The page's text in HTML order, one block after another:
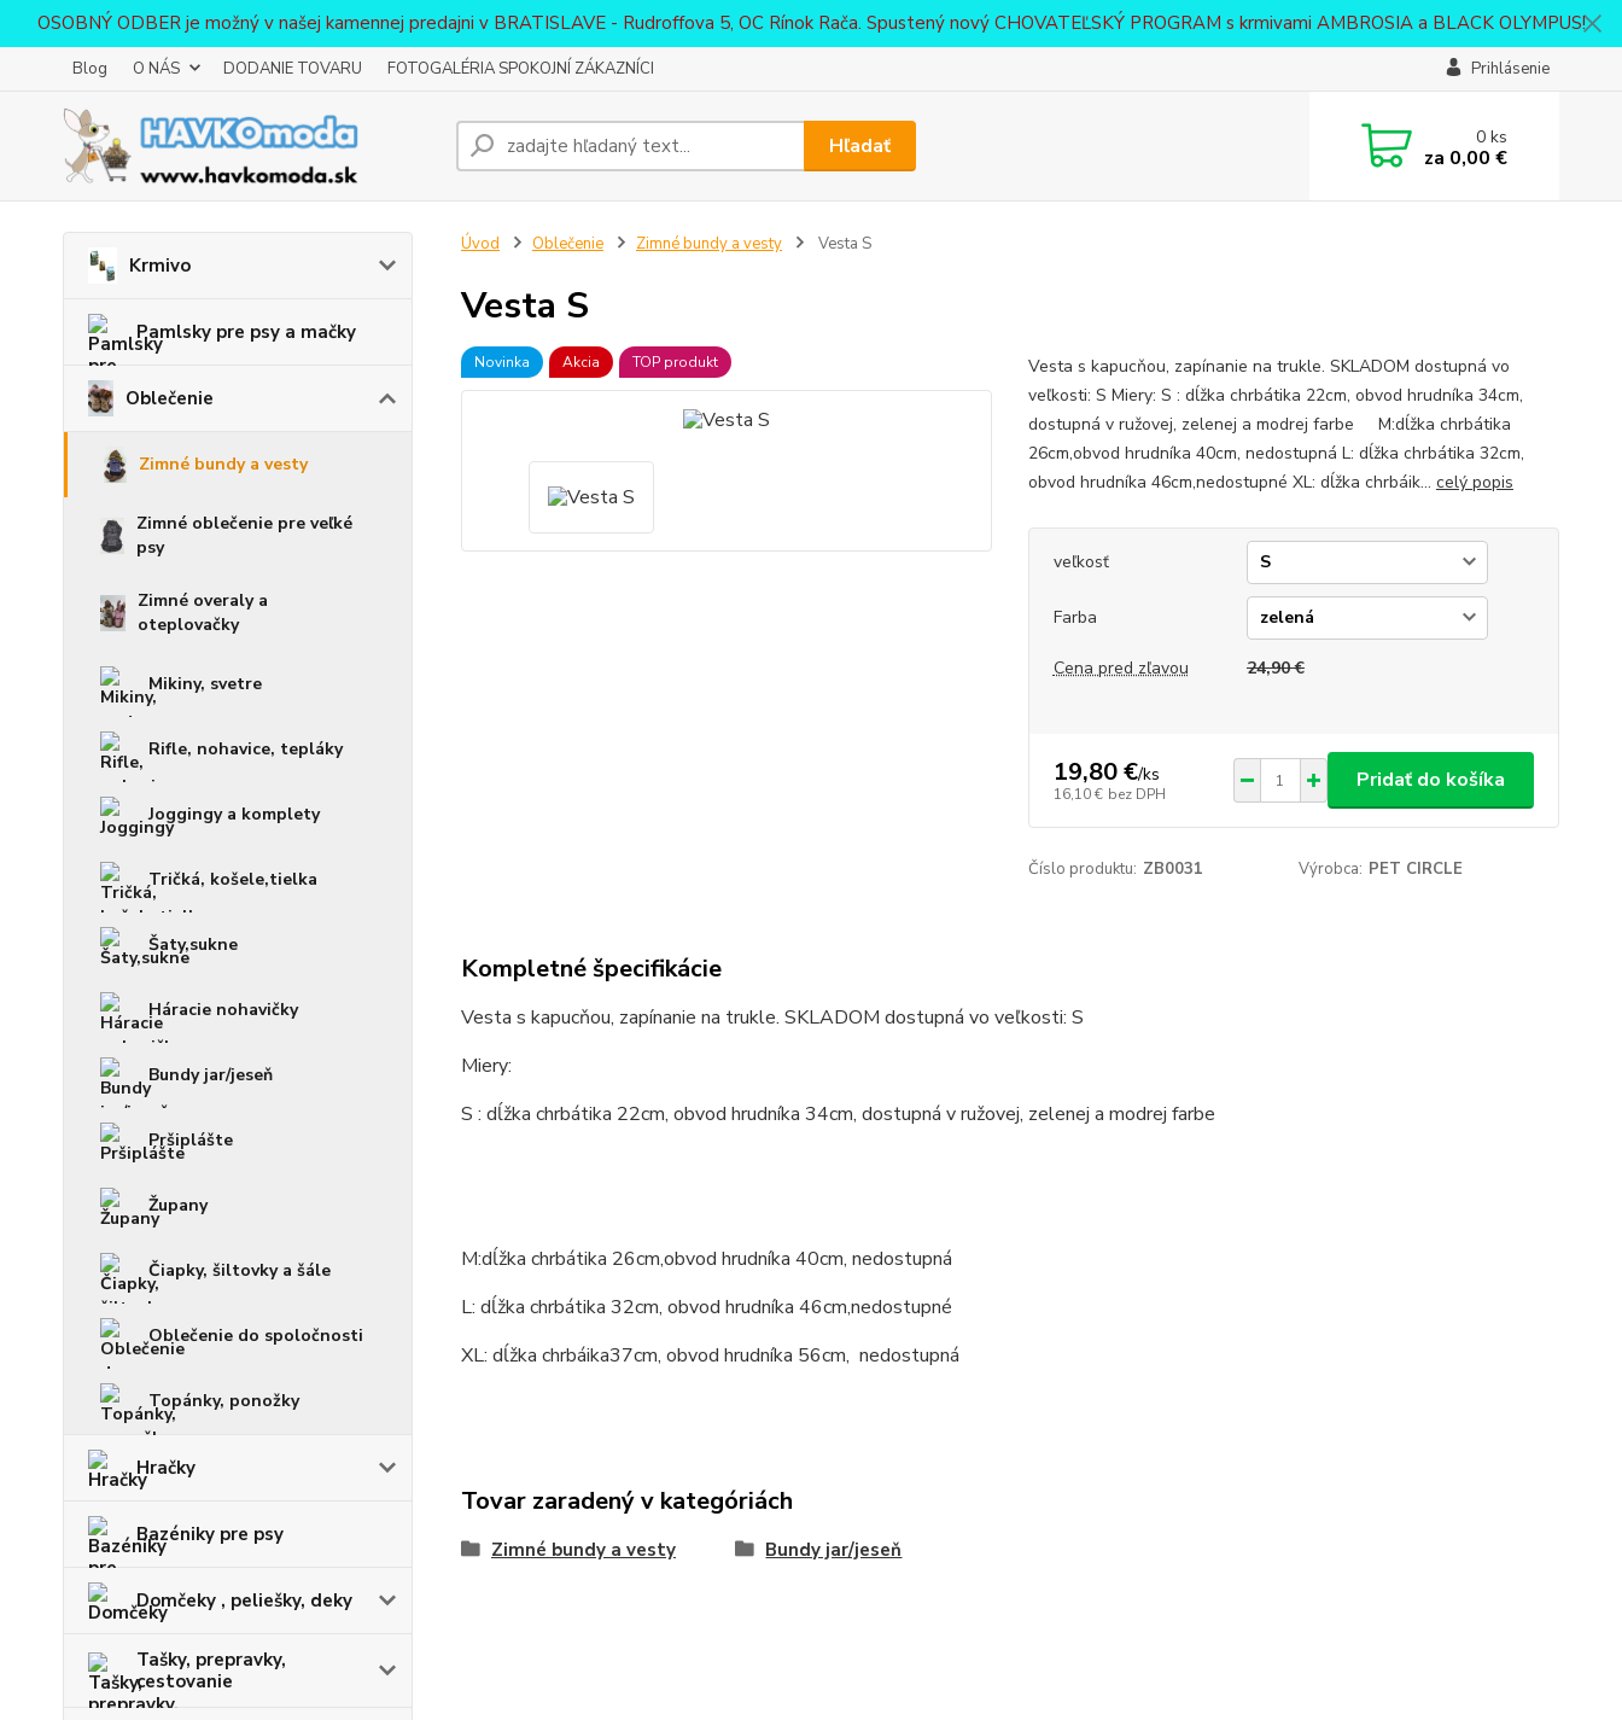
OSOBNÝ ODBER je možný v našej kamennej predajni v BRATISLAVE - Rudroffova 5, OC Rínok Rača. Spustený nový CHOVATEĽSKÝ PROGRAM s krmivami AMBROSIA a BLACK OLYMPUS!
Blog O NÁS DODANIE TOVARU FOTOGALÉRIA SPOKOJNÍ ZÁKAZNÍCI Prihlásenie
Hľadať 0ks
za 0,00 €
Krmivo
Pamlsky pre psy a mačky
Oblečenie
Zimné bundy a vesty
Zimné oblečenie pre veľké
psy
Zimné overaly a
oteplovačky
Mikiny, svetre
Rifle, nohavice, tepláky
Joggingy a komplety
Tričká, košele,tielka
Šaty,sukne
Háracie nohavičky
Bundy jar/jeseň
Pršiplášte
Župany
Čiapky, šiltovky a šále
Oblečenie do spoločnosti
Topánky, ponožky
Hračky
Bazéniky pre psy
Domčeky , peliešky, deky
Tašky, prepravky,
cestovanie
Úvod Oblečenie Zimné bundy a vesty Vesta S
Vesta S
Novinka Akcia TOP produkt
Vesta s kapucňou, zapínanie na trukle. SKLADOM dostupná vo
veľkosti: S Miery: S : dĺžka chrbátika 22cm, obvod hrudníka 34cm,
dostupná v ružovej, zelenej a modrej farbe M:dĺžka chrbátika
26cm,obvod hrudníka 40cm, nedostupná L: dĺžka chrbátika 32cm,
obvod hrudníka 46cm,nedostupné XL: dĺžka chrbáik... celý popis
veľkosť
Farba
Cena pred zľavou 24,90 €
19,80 €/ks
16,10 € bez DPH
Pridať do košíka
Číslo produktu: ZB0031 Výrobca: PET CIRCLE
Kompletné špecifikácie
Vesta s kapucňou, zapínanie na trukle. SKLADOM dostupná vo veľkosti: S
Miery:
S : dĺžka chrbátika 22cm, obvod hrudníka 34cm, dostupná v ružovej, zelenej a modrej farbe
M:dĺžka chrbátika 26cm,obvod hrudníka 40cm, nedostupná
L: dĺžka chrbátika 32cm, obvod hrudníka 46cm,nedostupné
XL: dĺžka chrbáika37cm, obvod hrudníka 56cm, nedostupná
Tovar zaradený v kategóriách
Zimné bundy a vesty Bundy jar/jeseň